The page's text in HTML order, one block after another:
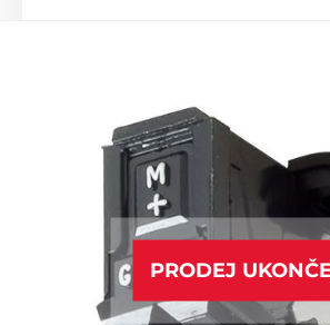
PRODEJ